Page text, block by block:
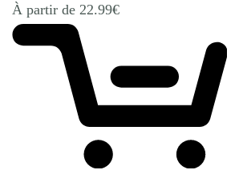
À partir de 22.99€